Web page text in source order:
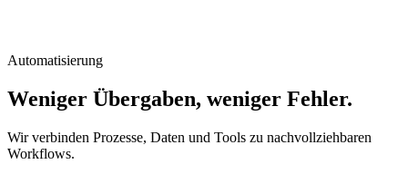
Automatisierung
Weniger Übergaben, weniger Fehler.
Wir verbinden Prozesse, Daten und Tools zu nachvollziehbaren
Workflows.